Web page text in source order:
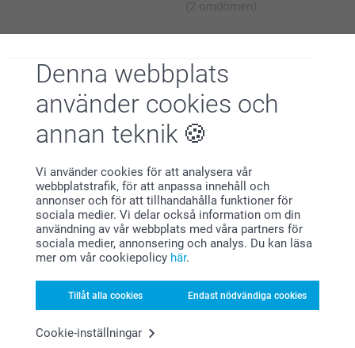
Denna webbplats
använder cookies och
annan teknik
Vi använder cookies för att analysera vår
webbplatstrafik, för att anpassa innehåll och
annonser och för att tillhandahålla funktioner för
sociala medier. Vi delar också information om din
användning av vår webbplats med våra partners för
sociala medier, annonsering och analys. Du kan läsa
mer om vår cookiepolicy här.
Tillåt alla cookies Endast nödvändiga cookies
Cookie-inställningar
Naturligt trä: 7 cm (höjd) x 5,2 cm (diameter)
Svart/ Guld & Vitt: 6,5 cm (Höjd) x 4,8 cm (Diameter)
Plastförslutning som förhindrar läckage under
transport. För att använda produkten: ta bort
Tratt för att fylla flaskor ingår
Alternativ (ingår ej): Bergamottdoftande parfym för att
fylla alla diffusers
(2 omdömen)
Varför smartphoto ?
Nöjd kundgaranti